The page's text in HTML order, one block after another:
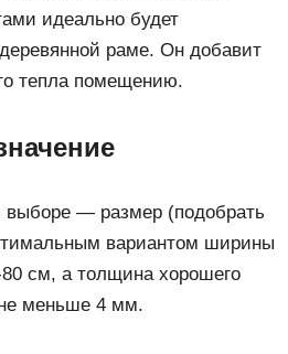
идеально будет
раме. Он добавит
тепла помещению.
выборе — размер (подобрать
вариантом ширины
80 см, а толщина хорошего
меньше 4 мм.